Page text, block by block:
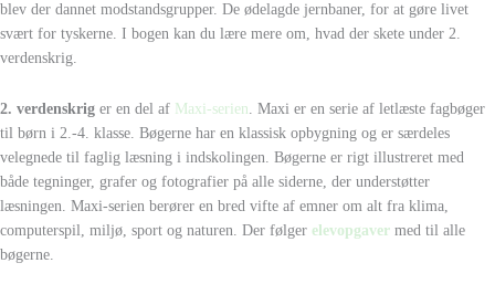
blev der dannet modstandsgrupper. De ødelagde jernbaner, for at gøre livet
svært for tyskerne. I bogen kan du lære mere om, hvad der skete under 2.
verdenskrig.
2. verdenskrig er en del af Maxi-serien. Maxi er en serie af letlæste fagbøger
til børn i 2.-4. klasse. Bøgerne har en klassisk opbygning og er særdeles
velegnede til faglig læsning i indskolingen. Bøgerne er rigt illustreret med
både tegninger, grafer og fotografier på alle siderne, der understøtter
læsningen. Maxi-serien berører en bred vifte af emner om alt fra klima,
computerspil, miljø, sport og naturen. Der følger elevopgaver med til alle
bøgerne.